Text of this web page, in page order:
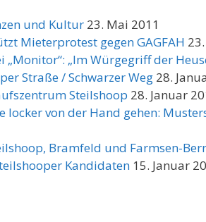
und Kultur 23. Mai 2011
Mieterprotest gegen GAGFAH
„Monitor“: „Im Würgegriff der
Straße / Schwarzer Weg 28.
Steilshoop 28. Januar
locker von der Hand gehen:
Bramfeld und Farmsen-
Kandidaten 15. Januar